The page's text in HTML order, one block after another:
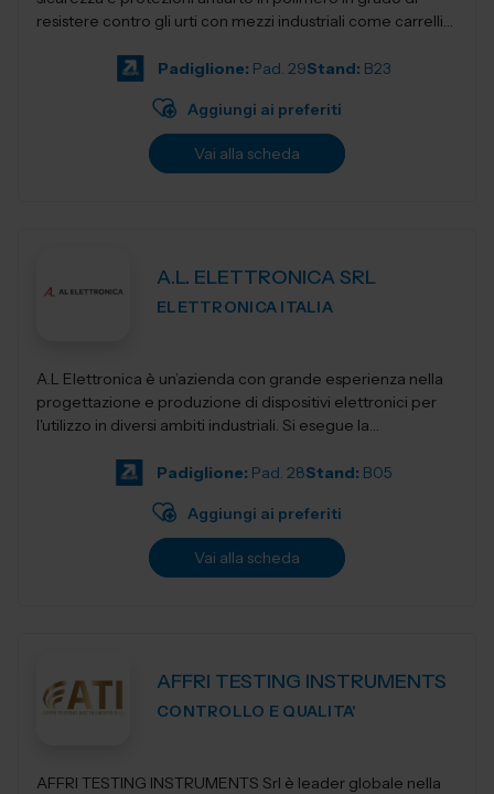
resistere contro gli urti con mezzi industriali come carrelli
Padiglione: Pad. 29Stand: B23
Aggiungi ai preferiti
Vai alla scheda
A.L. ELETTRONICA SRL
ELETTRONICA ITALIA
A.L Elettronica è un’azienda con grande esperienza nella
progettazione e produzione di dispositivi elettronici per
l'utilizzo in diversi ambiti industriali. Si esegue la
Padiglione: Pad. 28Stand: B05
Aggiungi ai preferiti
Vai alla scheda
AFFRI TESTING INSTRUMENTS
CONTROLLO E QUALITA'
AFFRI TESTING INSTRUMENTS Srl è leader globale nella